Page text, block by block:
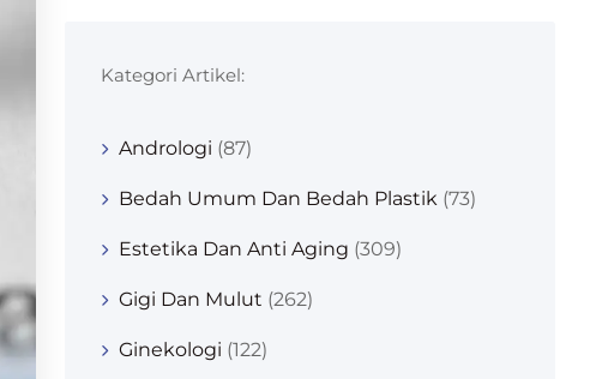
Kategori Artikel:
Andrologi (87)
Bedah Umum Dan Bedah Plastik (73)
Estetika Dan Anti Aging (309)
Gigi Dan Mulut (262)
Ginekologi (122)